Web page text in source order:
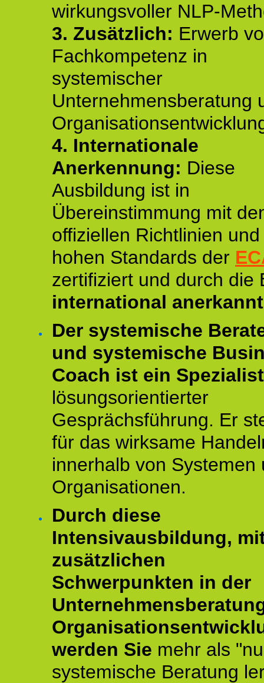
wirkungsvoller NLP-
3. Zusätzlich: Erwerb
Fachkompetenz in
systemischer
Unternehmensberatung
4. Internationale
Anerkennung: Diese
Ausbildung ist in
Übereinstimmung mit
offiziellen Richtlinien
hohen Standards der
zertifiziert und durch die
international
Der systemische
und systemische
Coach ist ein
lösungsorientierter
Gesprächsführung. Er
für das wirksame
innerhalb von Systemen
Organisationen.
Durch diese
Intensivausbildung,
zusätzlichen
Schwerpunkten in der
werden Sie mehr als
systemische Beratung